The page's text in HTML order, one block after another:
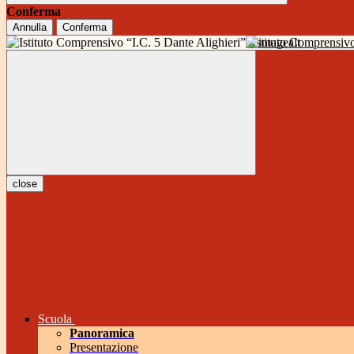
Conferma
Annulla Conferma
Istituto
close
Scuola
Panoramica
Presentazione